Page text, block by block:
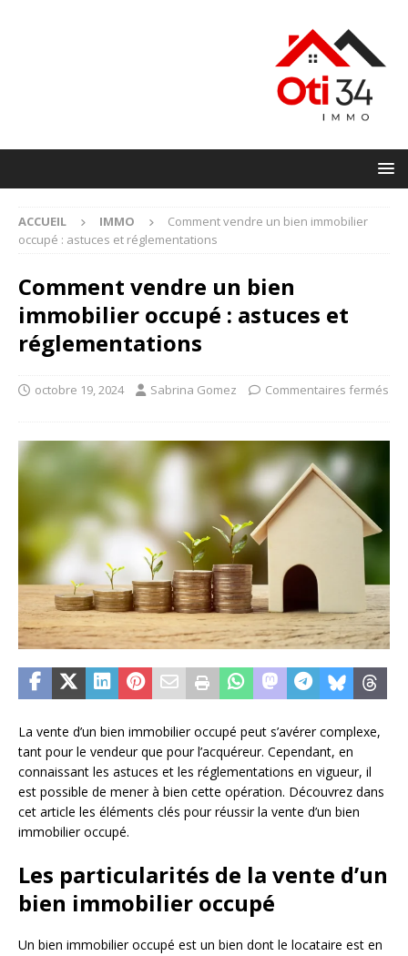
ACCUEIL IMMO
Comment vendre un bien immobilier
occupé : astuces et réglementations
Comment vendre un bien
immobilier occupé : astuces et
réglementations
octobre 19, 2024 Sabrina Gomez Commentaires fermés
La vente d’un bien immobilier occupé peut s’avérer complexe,
tant pour le vendeur que pour l’acquéreur. Cependant, en
connaissant les astuces et les réglementations en vigueur, il
est possible de mener à bien cette opération. Découvrez dans
cet article les éléments clés pour réussir la vente d’un bien
immobilier occupé.
Les particularités de la vente d’un
bien immobilier occupé
Un bien immobilier occupé est un bien dont le locataire est en